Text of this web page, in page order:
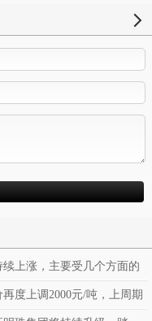
上涨，主要受几个方面的
度上调2000元/吨，上周期